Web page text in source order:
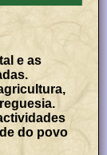
e as
do povo